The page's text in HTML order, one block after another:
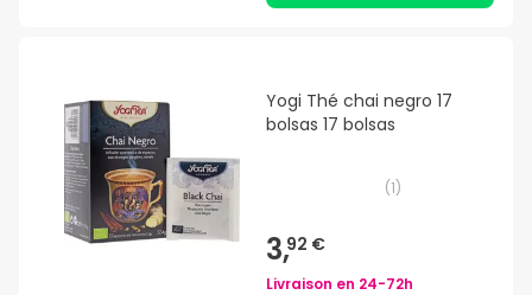
Yogi Thé chai negro 17
bolsas 17 bolsas
(1)
3,92 €
Livraison en 24-72h